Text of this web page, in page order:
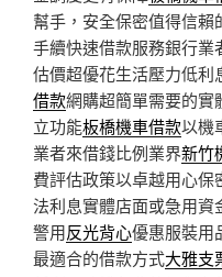
幫手，安全保密值得信賴
手續快速借款服務銀行業
估價超優花生活壓力低利
借款網購超簡單需要的實
立功能板橋機車借款以機
業者來借錢比例業界新竹
費評估政策以卓越用心保
法利息實體店面或急用
警用反光背心優惠服裝用
最適合的借款方式大雅支